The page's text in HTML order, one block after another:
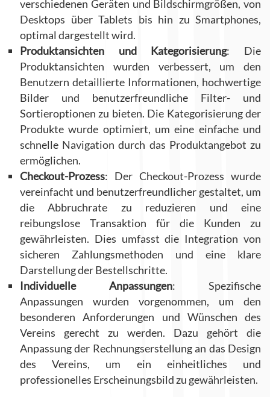
verschiedenen Geräten und Bildschirmgrößen, von
Desktops über Tablets bis hin zu Smartphones,
optimal dargestellt wird.
Produktansichten und Kategorisierung: Die
Produktansichten wurden verbessert, um den
Benutzern detaillierte Informationen, hochwertige
Bilder und benutzerfreundliche Filter- und
Sortieroptionen zu bieten. Die Kategorisierung der
Produkte wurde optimiert, um eine einfache und
schnelle Navigation durch das Produktangebot zu
ermöglichen.
Checkout-Prozess: Der Checkout-Prozess wurde
vereinfacht und benutzerfreundlicher gestaltet, um
die Abbruchrate zu reduzieren und eine
reibungslose Transaktion für die Kunden zu
gewährleisten. Dies umfasst die Integration von
sicheren Zahlungsmethoden und eine klare
Darstellung der Bestellschritte.
Individuelle Anpassungen: Spezifische
Anpassungen wurden vorgenommen, um den
besonderen Anforderungen und Wünschen des
Vereins gerecht zu werden. Dazu gehört die
Anpassung der Rechnungserstellung an das Design
des Vereins, um ein einheitliches und
professionelles Erscheinungsbild zu gewährleisten.